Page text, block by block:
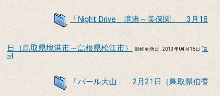
「Night Drive 境港～美保関」 3月18
日（鳥取県境港市～島根県松江市） 最終更新日 : 2013年04月16日
[表
示]
「パール大山」 2月21日（鳥取県伯耆